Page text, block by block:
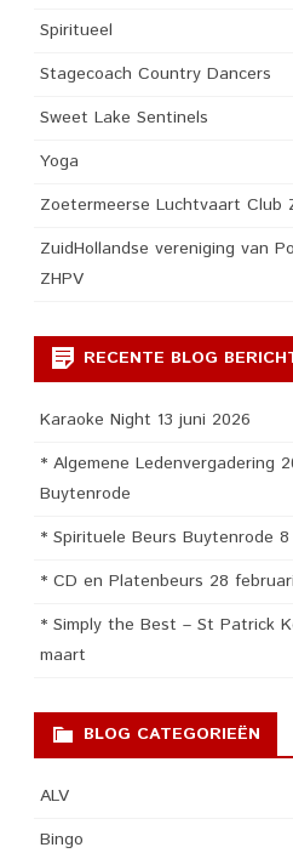
Spiritueel
Stagecoach Country Dancers
Sweet Lake Sentinels
Yoga
Zoetermeerse Luchtvaart Club
ZuidHollandse vereniging van
ZHPV
RECENTE BLOG
Karaoke Night 13 juni 2026
* Algemene Ledenvergadering
Buytenrode
* Spirituele Beurs Buytenrode
* CD en Platenbeurs 28
* Simply the Best – St Patrick
maart
BLOG CATEGORIEËN
ALV
Bingo